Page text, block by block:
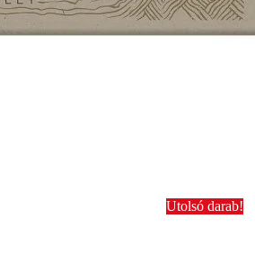
Utolsó darab!